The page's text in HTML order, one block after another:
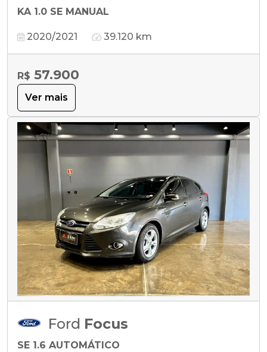
KA 1.0 SE MANUAL
2020/2021 39.120 km
R$ 57.900
Ver mais
Ford Focus
SE 1.6 AUTOMÁTICO